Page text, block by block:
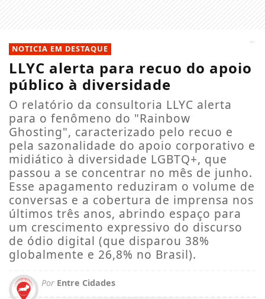
NOTICIA EM DESTAQUE
LLYC alerta para recuo do apoio
público à diversidade
O relatório da consultoria LLYC alerta
para o fenômeno do "Rainbow
Ghosting", caracterizado pelo recuo e
pela sazonalidade do apoio corporativo e
midiático à diversidade LGBTQ+, que
passou a se concentrar no mês de junho.
Esse apagamento reduziram o volume de
conversas e a cobertura de imprensa nos
últimos três anos, abrindo espaço para
um crescimento expressivo do discurso
de ódio digital (que disparou 38%
globalmente e 26,8% no Brasil).
Por Entre Cidades